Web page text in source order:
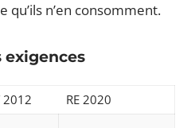
qu’ils n’en consomment.
exigences
2012
RE 2020